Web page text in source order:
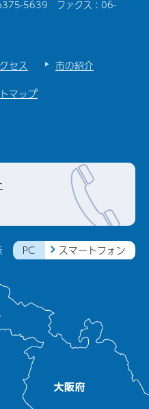
5639 ファクス：06-
セス
市の紹介
マップ
PC スマートフォン